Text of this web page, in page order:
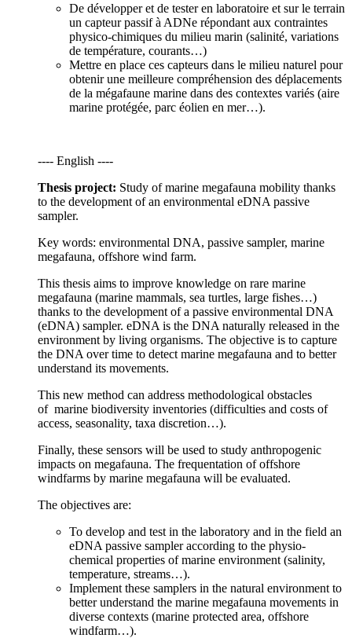
De développer et de tester en laboratoire et sur le terrain
un capteur passif à ADNe répondant aux contraintes
physico-chimiques du milieu marin (salinité, variations
de température, courants…)
Mettre en place ces capteurs dans le milieu naturel pour
obtenir une meilleure compréhension des déplacements
de la mégafaune marine dans des contextes variés (aire
marine protégée, parc éolien en mer…).
---- English ----
Thesis project: Study of marine megafauna mobility thanks
to the development of an environmental eDNA passive
sampler.
Key words: environmental DNA, passive sampler, marine
megafauna, offshore wind farm.
This thesis aims to improve knowledge on rare marine
megafauna (marine mammals, sea turtles, large fishes…)
thanks to the development of a passive environmental DNA
(eDNA) sampler. eDNA is the DNA naturally released in the
environment by living organisms. The objective is to capture
the DNA over time to detect marine megafauna and to better
understand its movements.
This new method can address methodological obstacles
of marine biodiversity inventories (difficulties and costs of
access, seasonality, taxa discretion…).
Finally, these sensors will be used to study anthropogenic
impacts on megafauna. The frequentation of offshore
windfarms by marine megafauna will be evaluated.
The objectives are:
To develop and test in the laboratory and in the field an
eDNA passive sampler according to the physio-
chemical properties of marine environment (salinity,
temperature, streams…).
Implement these samplers in the natural environment to
better understand the marine megafauna movements in
diverse contexts (marine protected area, offshore
windfarm…).